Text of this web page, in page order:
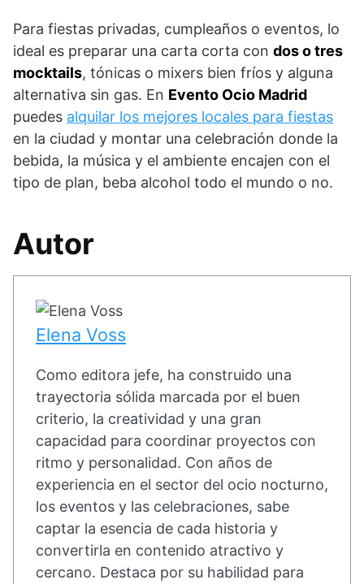
Para fiestas privadas, cumpleaños o eventos, lo
ideal es preparar una carta corta con dos o tres
mocktails, tónicas o mixers bien fríos y alguna
alternativa sin gas. En Evento Ocio Madrid
puedes alquilar los mejores locales para fiestas
en la ciudad y montar una celebración donde la
bebida, la música y el ambiente encajen con el
tipo de plan, beba alcohol todo el mundo o no.
Autor
Elena Voss
Como editora jefe, ha construido una
trayectoria sólida marcada por el buen
criterio, la creatividad y una gran
capacidad para coordinar proyectos con
ritmo y personalidad. Con años de
experiencia en el sector del ocio nocturno,
los eventos y las celebraciones, sabe
captar la esencia de cada historia y
convertirla en contenido atractivo y
cercano. Destaca por su habilidad para